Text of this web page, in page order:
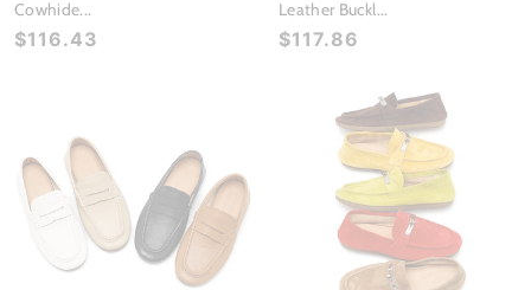
Cowhide...
$116.43
Leather Buckl...
$117.86